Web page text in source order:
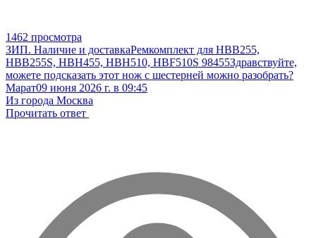
1462 просмотра
ЗИП. Наличие и доставкаРемкомплект для HBB255,
HBB255S, HBH455, HBH510, HBF510S 98455Здравствуйте,
можете подсказать этот нож с шестерней можно разобрать?
Марат09 июня 2026 г. в 09:45
Из города Москва
Прочитать ответ